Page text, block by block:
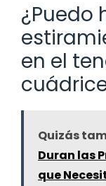
¿Puedo
en el
Quizás
Duran las
que